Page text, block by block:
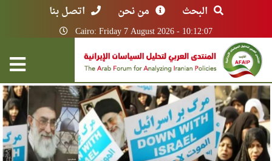
البحث من نحن اتصل بنا
Cairo: Friday 7 August 2026 - 10:12:07